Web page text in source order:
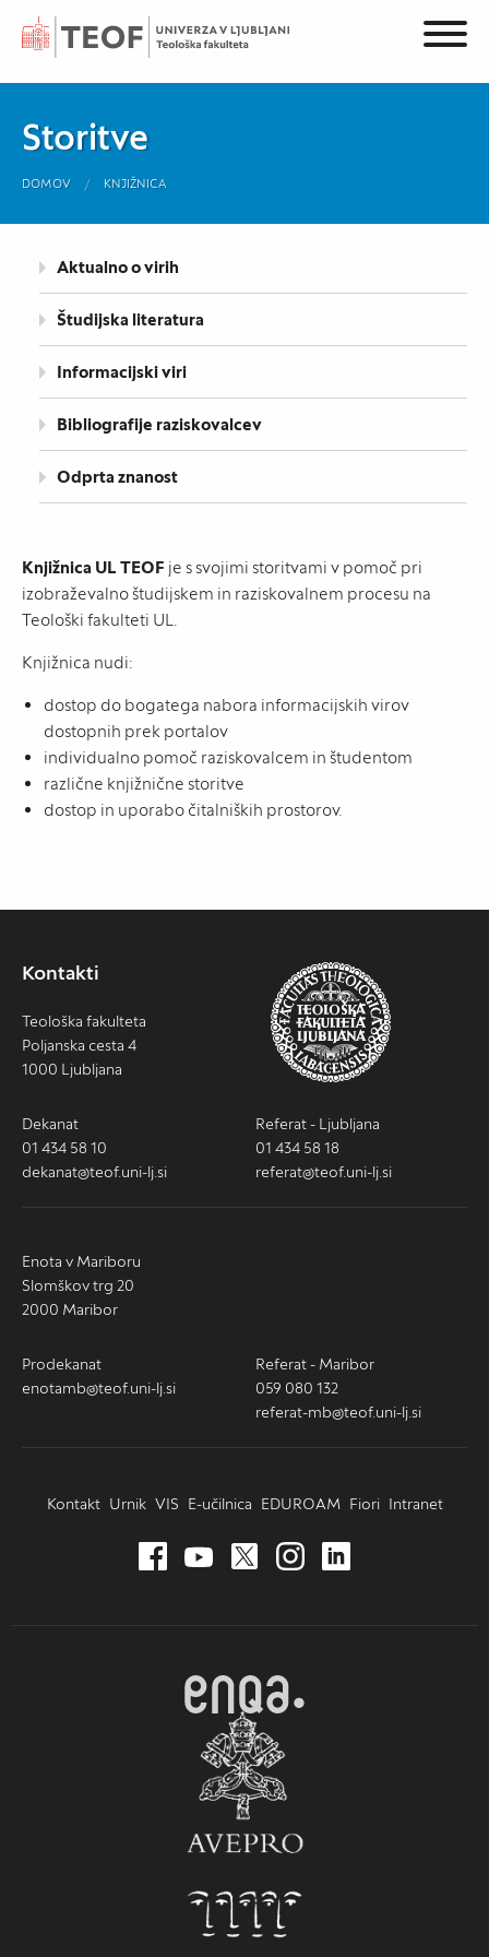
Storitve
DOMOV KNJIŽNICA
Aktualno o virih
Študijska literatura
Informacijski viri
Bibliografije raziskovalcev
Odprta znanost
Knjižnica UL TEOF je s svojimi storitvami v pomoč pri
izobraževalno študijskem in raziskovalnem procesu na
Teološki fakulteti UL.
Knjižnica nudi:
dostop do bogatega nabora informacijskih virov
dostopnih prek portalov
individualno pomoč raziskovalcem in študentom
različne knjižnične storitve
dostop in uporabo čitalniških prostorov.
Kontakti
Teološka fakulteta
Poljanska cesta 4
1000 Ljubljana
Dekanat
01 434 58 10
dekanat@teof.uni-lj.si
Referat - Ljubljana
01 434 58 18
referat@teof.uni-lj.si
Enota v Mariboru
Slomškov trg 20
2000 Maribor
Prodekanat
enotamb@teof.uni-lj.si
Referat - Maribor
059 080 132
referat-mb@teof.uni-lj.si
Kontakt Urnik VIS E-učilnica EDUROAM Fiori Intranet